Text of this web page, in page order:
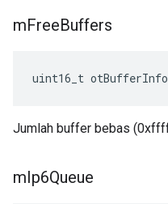
mFreeBuffers
uint16_t otBufferInfo
Jumlah buffer bebas
mIp6Queue